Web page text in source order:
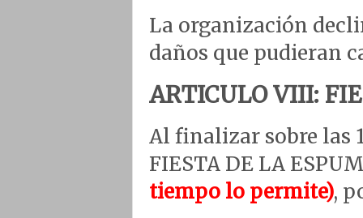
La organización
daños que pudieran
ARTICULO VIII:
Al finalizar sobre las
FIESTA DE LA
tiempo lo permite),